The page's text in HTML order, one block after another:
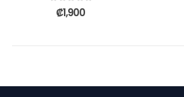
out of 5
₡1,900